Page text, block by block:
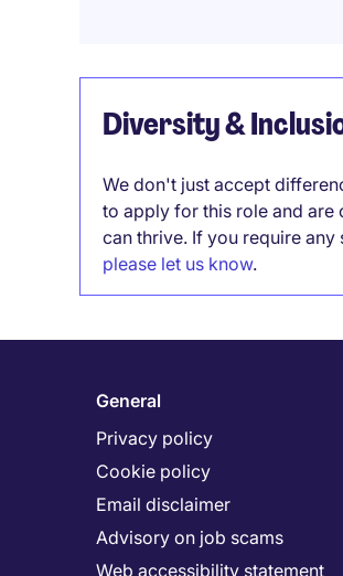
Diversity &
We don't just accept
to apply for this role and
can thrive. If you require
please let us know.
General
Privacy policy
Cookie policy
Email disclaimer
Advisory on job scams
Web accessibility statement